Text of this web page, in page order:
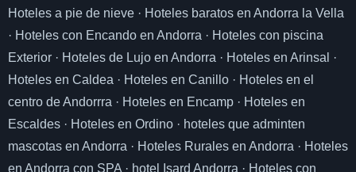
Hoteles a pie de nieve · Hoteles baratos en Andorra la Vella
· Hoteles con Encando en Andorra · Hoteles con piscina
Exterior · Hoteles de Lujo en Andorra · Hoteles en Arinsal
·
Hoteles en Caldea · Hoteles en Canillo · Hoteles en el
centro de Andorrra · Hoteles en Encamp · Hoteles en
Escaldes · Hoteles en Ordino · hoteles que adminten
mascotas en Andorra · Hoteles Rurales en Andorra · Hoteles
en Andorra con SPA · hotel Isard Andorra · Hoteles con